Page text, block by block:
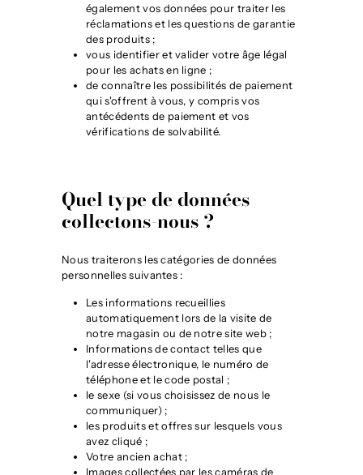
également vos données pour traiter les
réclamations et les questions de garantie
des produits ;
vous identifier et valider votre âge légal
pour les achats en ligne ;
de connaître les possibilités de paiement
qui s'offrent à vous, y compris vos
antécédents de paiement et vos
vérifications de solvabilité.
Quel type de données
collectons-nous ?
Nous traiterons les catégories de données
personnelles suivantes :
Les informations recueillies
automatiquement lors de la visite de
notre magasin ou de notre site web ;
Informations de contact telles que
l'adresse électronique, le numéro de
téléphone et le code postal ;
le sexe (si vous choisissez de nous le
communiquer) ;
les produits et offres sur lesquels vous
avez cliqué ;
Votre ancien achat ;
Images collectées par les caméras de